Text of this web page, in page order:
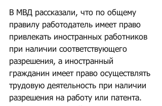
В МВД рассказали, что по общему
правилу работодатель имеет право
привлекать иностранных работников
при наличии соответствующего
разрешения, а иностранный
гражданин имеет право осуществлять
трудовую деятельность при наличии
разрешения на работу или патента.